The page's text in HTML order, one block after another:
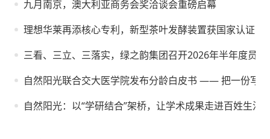
九月南京，澳大利亚商务会奖洽谈会重磅启幕
理想华莱再添核心专利，新型茶叶发酵装置获国家认证
三看、三立、三落实，绿之韵集团召开2026年半年度员工
自然阳光联合交大医学院发布分龄白皮书 —— 把一份写
自然阳光：以“学研结合”架桥，让学术成果走进百姓生活